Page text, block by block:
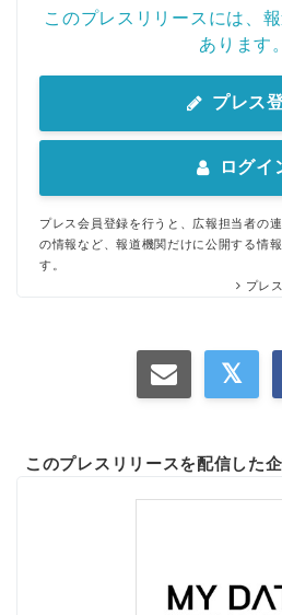
このプレスリリースには、
あります。
プレス
ログイ
プレス会員登録を行うと、広報担当者の
の情報など、報道機関だけに公開する情
す。
プレ
このプレスリリースを配信した